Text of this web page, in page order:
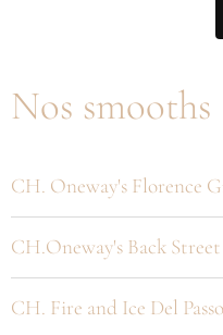
Nos smooths
CH. Oneway's Florence
CH.Oneway's Back
CH. Fire and Ice Del